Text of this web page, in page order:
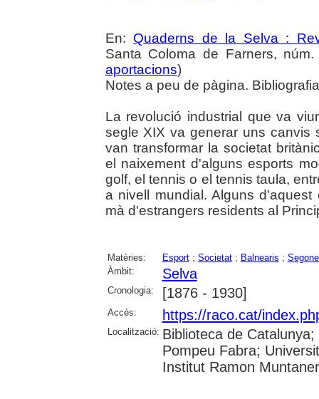
En: Quaderns de la Selva :
Santa Coloma de Farners,
aportacions)
Notes a peu de pàgina.
La revolució industrial que va
segle XIX va generar uns canvis
van transformar la societat
el naixement d'alguns esports
golf, el tennis o el tennis taula,
a nivell mundial. Alguns
mà d'estrangers residents al
Matèries: Esport; Societat; Balnearis ;
Àmbit:
Selva
Cronologia: [1876 - 1930]
Accés: https://raco.cat/
Localització: Biblioteca de
Pompeu Fabra;
Institut Ramon Muntaner